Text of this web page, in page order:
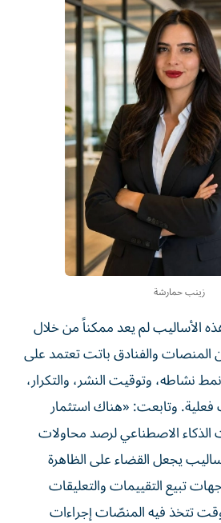
زينب حمارشة
لم يعد ممكناً من خلال
المنصات والفنادق باتت تعتمد على
نشاطه، وتوقيت النشر، والتكرار،
فعلية. وتابعت: «هناك استثمار
الاصطناعي لرصد محاولات
يجعل القضاء على الظاهرة
تبيع التقييمات والتعليقات
تتخذ فيه المنصّات إجراءات